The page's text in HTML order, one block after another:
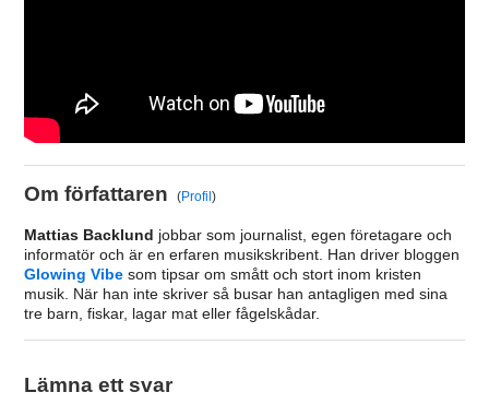
Om författaren (Profil )
Mattias Backlund jobbar som journalist, egen företagare och
informatör och är en erfaren musikskribent. Han driver bloggen
Glowing Vibesom tipsar om smått och stort inom kristen
musik. När han inte skriver så busar han antagligen med sina
tre barn, fiskar, lagar mat eller fågelskådar.
Lämna ett svar